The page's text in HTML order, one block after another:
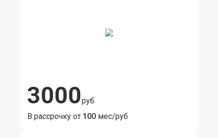
3000руб
В рассрочку от 100 мес/руб